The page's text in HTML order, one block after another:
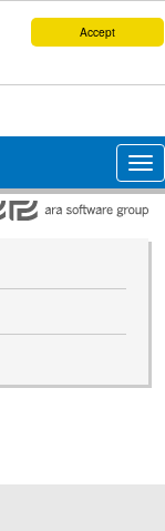
Accept